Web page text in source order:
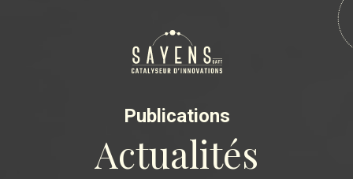
Publications
Actualités